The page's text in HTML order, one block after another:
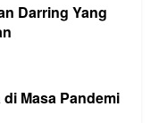
Darring Yang
Masa Pandemi